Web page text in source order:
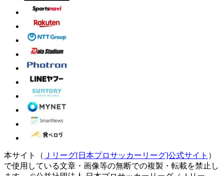
本サイト（ Ｊリーグ[日本プロサッカーリーグ]公式サイト ）
で使用している文章・画像等の無断での複製・転載を禁止し